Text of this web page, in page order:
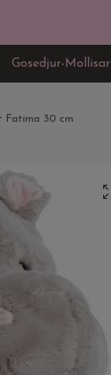
Gosedjur-Mollisar
Fatima 30 cm